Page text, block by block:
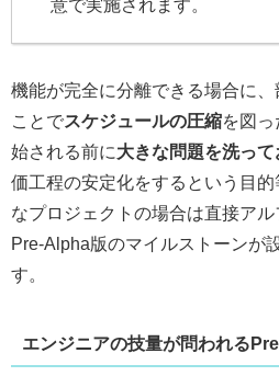
意で実施されます。
機能が完全に分離できる場合に
ことでスケジュールの圧縮を図
始される前に大きな問題を洗って
価工程の安定化をするという目
なプロジェクトの場合は直接アル
Pre-Alpha版のマイルストーンが
す。
エンジニアの技量が問われる